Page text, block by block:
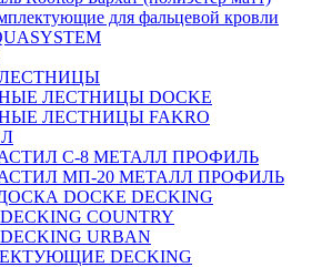
для фальцевой кровли
ЛЕСТНИЦЫ DOCKE
ЛЕСТНИЦЫ FAKRO
C-8 МЕТАЛЛ ПРОФИЛЬ
МП-20 МЕТАЛЛ ПРОФИЛЬ
DOCKE DECKING
COUNTRY
URBAN
DECKING